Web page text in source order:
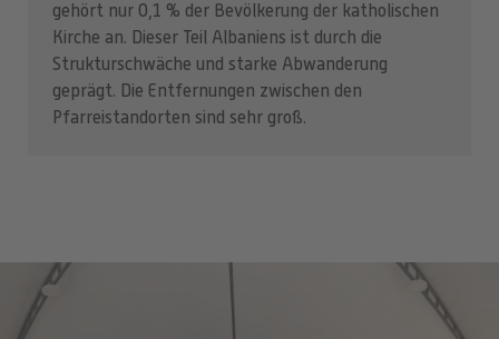
gehört nur 0,1 % der Bevölkerung der katholischen
Kirche an. Dieser Teil Albaniens ist durch die
Strukturschwäche und starke Abwanderung
geprägt. Die Entfernungen zwischen den
Pfarreistandorten sind sehr groß.